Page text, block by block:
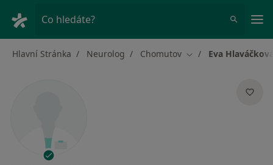
Co hledáte?
Hlavní Stránka Neurolog Chomutov Změna města
Eva